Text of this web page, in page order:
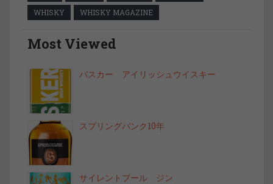
WHISKY
WHISKY MAGAZINE
Most Viewed
バスカー アイリッシュウイスキー
スプリングバンク10年
サイレントプール ジン